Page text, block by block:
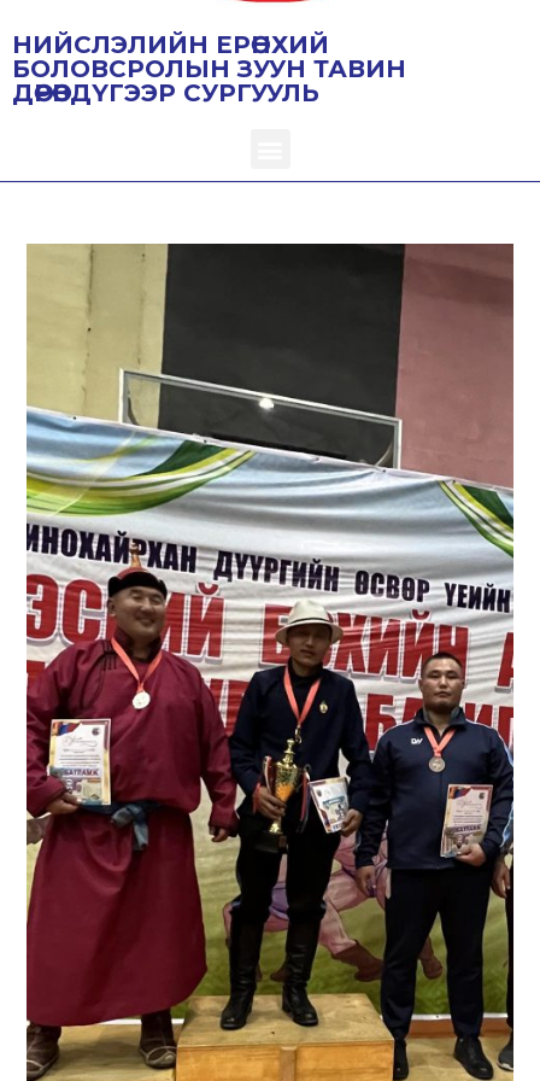
НИЙСЛЭЛИЙН ЕРӨНХИЙ
БОЛОВСРОЛЫН ЗУУН ТАВИН
ДӨРӨВДҮГЭЭР СУРГУУЛЬ